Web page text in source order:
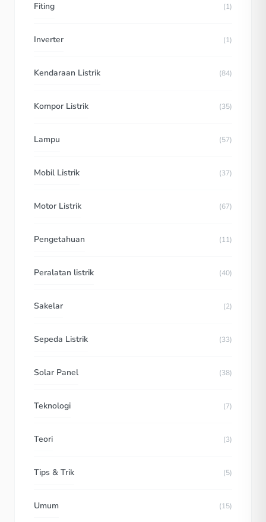
Fiting (1)
Inverter (1)
Kendaraan Listrik (84)
Kompor Listrik (35)
Lampu (57)
Mobil Listrik (37)
Motor Listrik (67)
Pengetahuan (11)
Peralatan listrik (40)
Sakelar (2)
Sepeda Listrik (33)
Solar Panel (38)
Teknologi (7)
Teori (3)
Tips & Trik (5)
Umum (15)